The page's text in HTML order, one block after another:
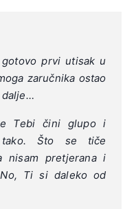
prvi utisak u
zaručnika ostao
dalje…
Tebi čini glupo i
Što se tiče
nisam pretjerana i
Ti si daleko od